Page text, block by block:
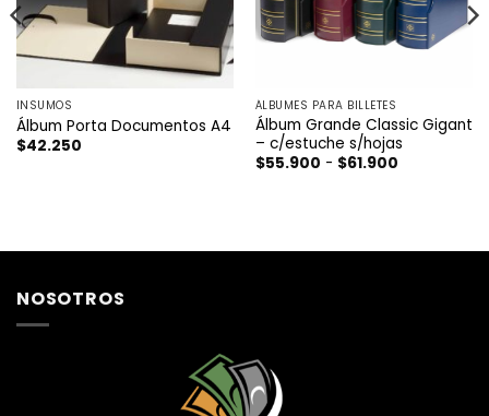
INSUMOS
Álbum Porta Documentos A4
$42.250
ÁLBUMES PARA BILLETES
Álbum Grande Classic Gigant
– c/estuche s/hojas
$55.900 - $61.900Rango
$61.900
NOSOTROS